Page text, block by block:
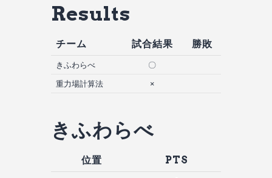
Results
チーム 試合結果 勝敗
きふわらべ
〇
重力場計算法
×
きふわらべ
位置 PTS